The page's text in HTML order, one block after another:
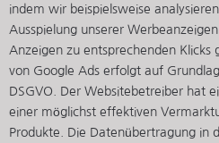
indem wir beispielsweise
Ausspielung unserer
Anzeigen zu entsprechenden
von Google Ads erfolgt auf
DSGVO. Der Websitebetreiber hat
einer möglichst effektiven
Produkte. Die Datenübertragung in